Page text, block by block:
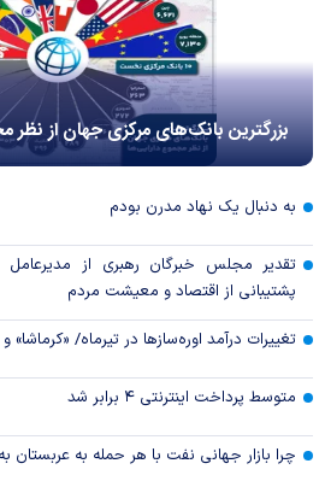
بزرگترین بانک‌های مرکزی جهان از نظر
به دنبال یک نهاد مدرن بودم
تقدیر مجلس خبرگان رهبری از مدیرعامل
پشتیبانی از اقتصاد و معیشت مردم
تغییرات درآمد اوره‌سازها در تیرماه/
متوسط پرداخت اینترنتی ۴ برابر شد
چرا بازار جهانی نفت با هر حمله به عربستان